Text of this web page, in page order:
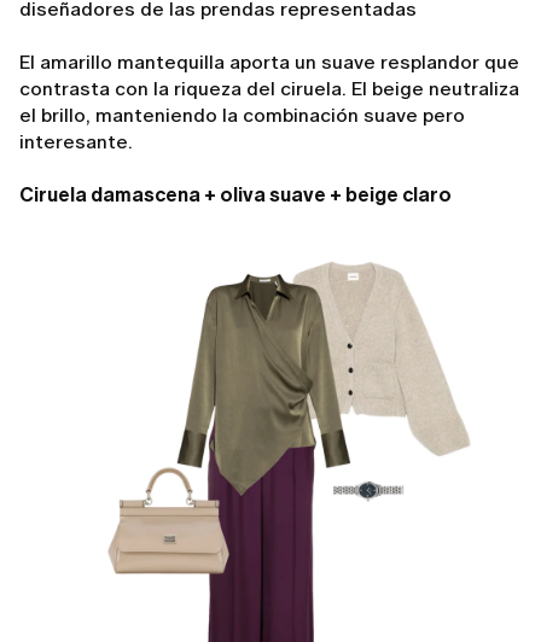
diseñadores de las prendas representadas
El amarillo mantequilla aporta un suave resplandor que
contrasta con la riqueza del ciruela. El beige neutraliza
el brillo, manteniendo la combinación suave pero
interesante.
Ciruela damascena + oliva suave + beige claro